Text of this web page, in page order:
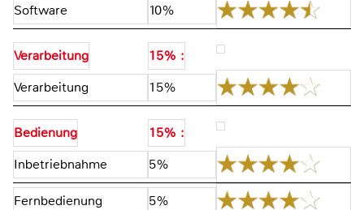
Software 10%
Verarbeitung
15% :
Verarbeitung
15%
Bedienung
15% :
Inbetriebnahme
5%
Fernbedienung 5%